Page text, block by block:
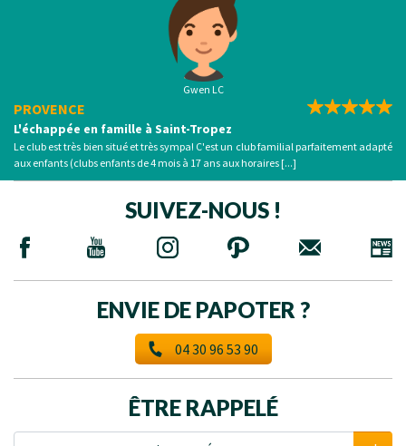
Gwen LC
PROVENCE
L'échappée en famille à Saint-Tropez
Le club est très bien situé et très sympa! C'est un club familial parfaitement adapté
aux enfants (clubs enfants de 4 mois à 17 ans aux horaires [...]
SUIVEZ-NOUS !
ENVIE DE PAPOTER ?
04 30 96 53 90
ÊTRE RAPPELÉ